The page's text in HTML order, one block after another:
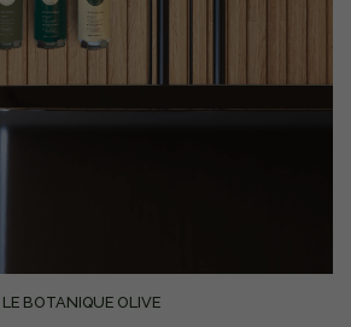
LE BOTANIQUE OLIVE